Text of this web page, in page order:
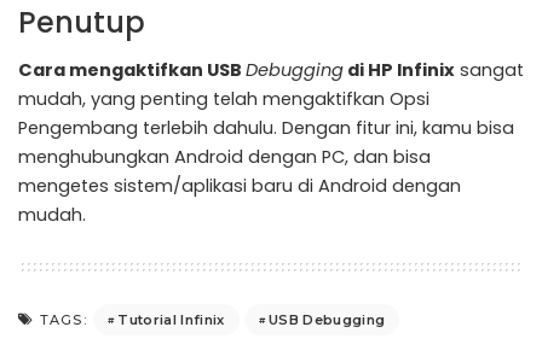
Penutup
Cara mengaktifkan USB Debugging di HP Infinix sangat
mudah, yang penting telah mengaktifkan Opsi
Pengembang terlebih dahulu. Dengan fitur ini, kamu bisa
menghubungkan Android dengan PC, dan bisa
mengetes sistem/aplikasi baru di Android dengan
mudah.
TAGS: Tutorial Infinix USB Debugging